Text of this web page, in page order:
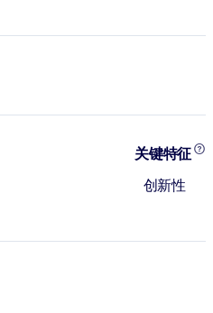
关键特征
创新性